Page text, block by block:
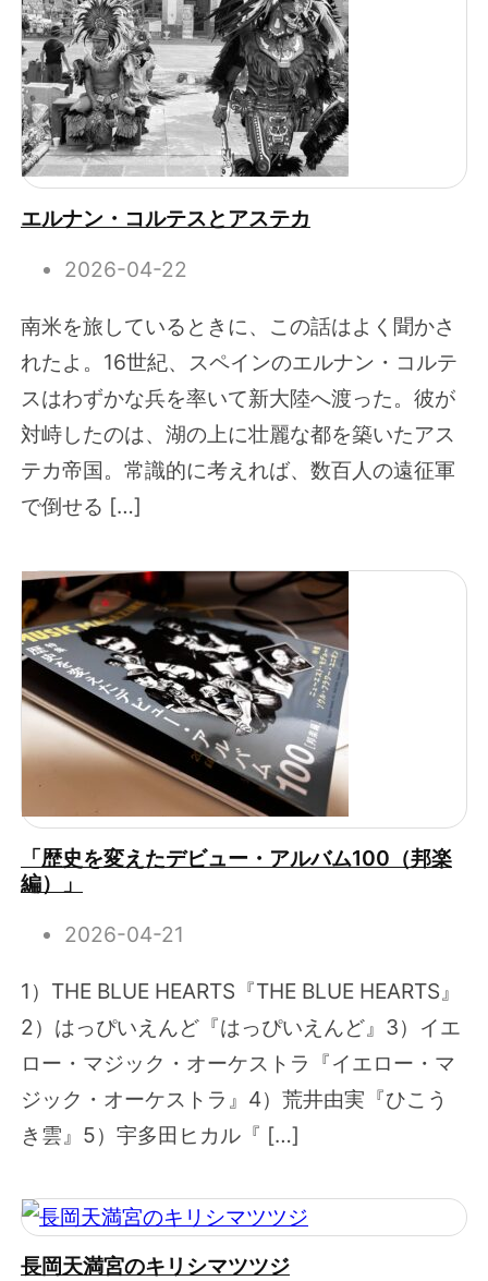
エルナン・コルテスとアステカ
2026-04-22
南米を旅しているときに、この話はよく聞かさ
れたよ。16世紀、スペインのエルナン・コルテ
スはわずかな兵を率いて新大陸へ渡った。彼が
対峙したのは、湖の上に壮麗な都を築いたアス
テカ帝国。常識的に考えれば、数百人の遠征軍
で倒せる […]
「歴史を変えたデビュー・アルバム100（邦楽
編）」
2026-04-21
1）THE BLUE HEARTS『THE BLUE HEARTS』
2）はっぴいえんど『はっぴいえんど』3）イエ
ロー・マジック・オーケストラ『イエロー・マ
ジック・オーケストラ』4）荒井由実『ひこう
き雲』5）宇多田ヒカル『 […]
長岡天満宮のキリシマツツジ